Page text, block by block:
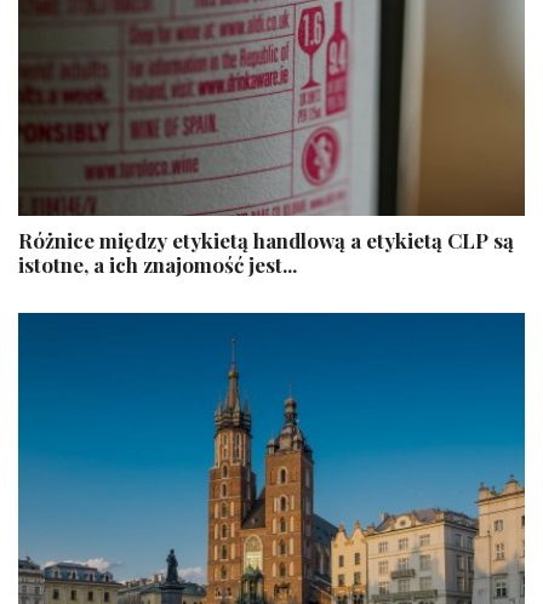
​Różnice między etykietą handlową a etykietą CLP są
istotne, a ich znajomość jest...